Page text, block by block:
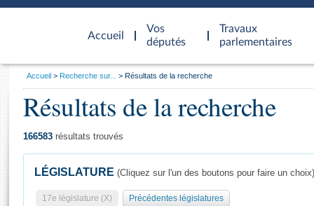
Accueil
d'accueil
Vos
députés
Travaux
parlementaires
Général
Vous
Accueil Recherche sur... Résultats de la recherche
Résultats de la recherche
166583 résultats trouvés
LÉGISLATURE (Cliquez sur l'un des boutons pour faire un choix)
17e législature (X) Précédentes législatures